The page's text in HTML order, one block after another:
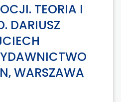
TEORIA I
DARIUSZ
WARSZAWA